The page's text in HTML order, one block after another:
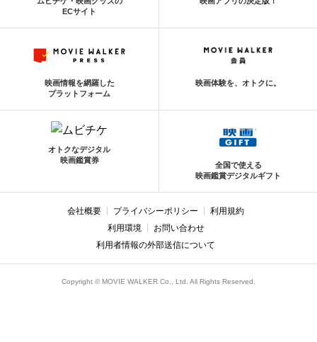
ECサイト
映画情報を網羅した
プラットフォーム
映画体験を、オトクに。
オトクなデジタル
映画鑑賞券
全国で使える
映画鑑賞デジタルギフト
会社概要 プライバシーポリシー
利用規約
利用環境
お問い合わせ
利用者情報の外部送信について
Copyright © MOVIE WALKER Co., Ltd. All Rights Reserved.